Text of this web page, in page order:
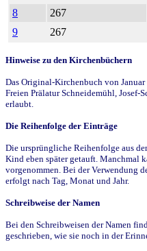
8
267
9
267
Hinweise zu den Kirchenbüchern
Das Original-Kirchenbuch von
Freien Prälatur Schneidemühl, Josef-
erlaubt.
Die Reihenfolge der Einträge
Die ursprüngliche Reihenfolge aus
Kind eben später getauft. Manchmal
vorgenommen. Bei der Verwendung
erfolgt nach Tag, Monat und Jahr.
Schreibweise der Namen
Bei den Schreibweisen der Namen
geschrieben, wie sie noch in der